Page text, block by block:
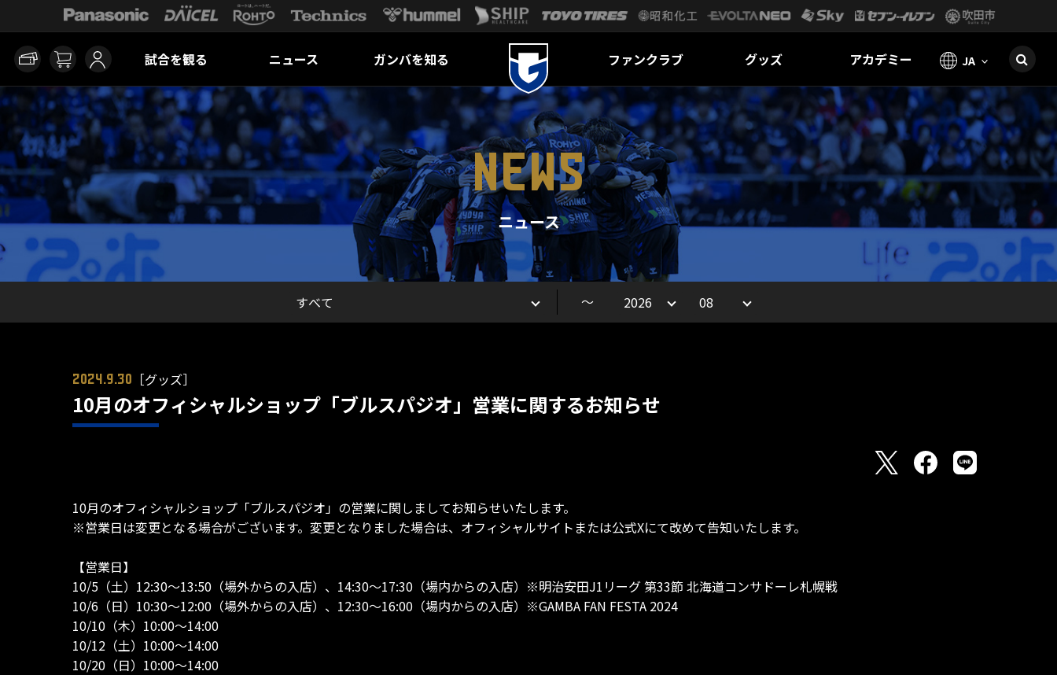
試合を観る ニュース ガンバを知る ファンクラブ グッズ アカデミー JA
NEWS
ニュース
～
2024.9.30 ［グッズ］
10月のオフィシャルショップ「ブルスパジオ」営業に関するお知らせ
10月のオフィシャルショップ「ブルスパジオ」の営業に関しましてお知らせいたします。
※営業日は変更となる場合がございます。変更となりました場合は、オフィシャルサイトまたは公式Xにて改めて告知いたします。
【営業日】
10/5（土）12:30～13:50（場外からの入店）、14:30～17:30（場内からの入店）※明治安田J1リーグ 第33節 北海道コンサドーレ札幌戦
10/6（日）10:30～12:00（場外からの入店）、12:30～16:00（場内からの入店）※GAMBA FAN FESTA 2024
10/10（木）10:00～14:00
10/12（土）10:00～14:00
10/20（日）10:00～14:00